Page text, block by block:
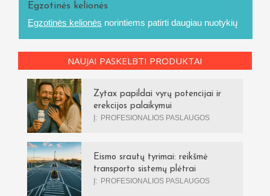
Egzotinės kelionės
Egzotinės kelionės norintiems patirti daugiau nuotykių
NAUJAI PASKELBTI PRODUKTAI
Zytax papildai vyrų potencijai ir
erekcijos palaikymui
Į: PROFESIONALIOS PASLAUGOS
Eismo srautų tyrimai: reikšmė
transporto sistemų plėtrai
Į: PROFESIONALIOS PASLAUGOS